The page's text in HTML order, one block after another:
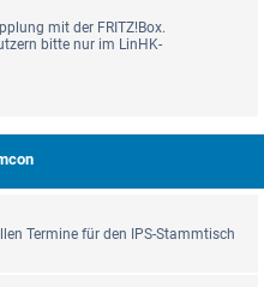
mit der FRITZ!Box.
bitte nur im LinHK-
Termine für den IPS-Stammtisch